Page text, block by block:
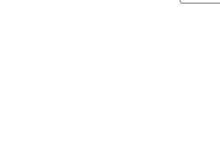
송영길 11.63%
송영길 7.47%